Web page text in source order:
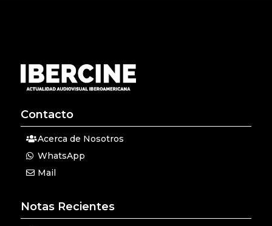
Contacto
Acerca de Nosotros
WhatsApp
Mail
Notas Recientes